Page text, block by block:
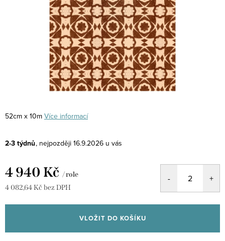
52cm x 10m Více informací
2-3 týdnů 16.9.2026
4 940 Kč / role
4 082,64 Kč bez DPH
cena:
VLOŽIT DO KOŠÍKU